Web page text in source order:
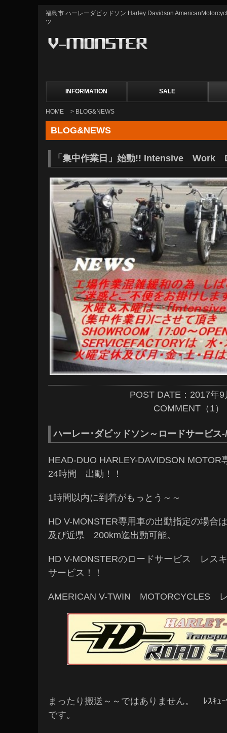
福島市 ハーレーダビッドソン Harley Davidson
ツ
INFORMATION SALE
HOME > BLOG&NEWS
BLOG&NEWS
「集中作業日」始動!! Intensive Work
POST DATE：2017年9
COMMENT（1）
ハーレー･ダビッドソン～ロードサービス
HEAD-DUO HARLEY-DAVIDSON
24時間 出動！！
1時間以内に到着がもっとう～～
HD V-MONSTER専用車の出動指定の場
及び近県 200km迄出動可能。
HD V-MONSTERのロードサービス レ
サービス！！
AMERICAN V-TWIN MOTORCYCLES
まったり搬送～～ではありません。 ﾚｽｷｭ
です。